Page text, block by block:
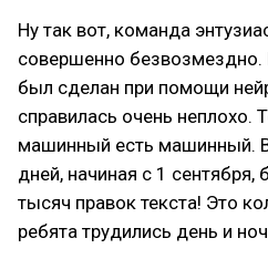
Ну так вот, команда
совершенно безвозмездно.
был сделан при помощи
справилась очень неплохо.
машинный есть машинный.
дней, начиная с 1
тысяч правок текста! Это
ребята трудились день и